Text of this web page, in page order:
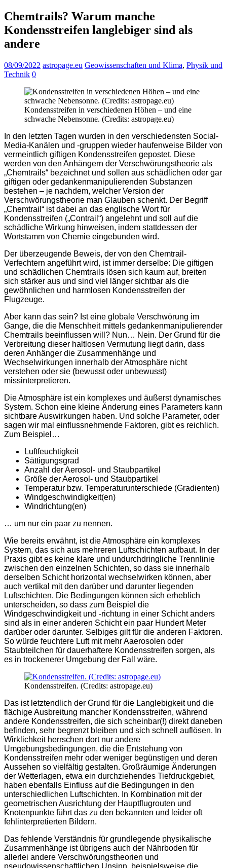
Chemtrails? Warum manche
Kondensstreifen langlebiger sind als
andere
08/09/2022 astropage.eu Geowissenschaften und Klima, Physik und
Technik 0
Kondensstreifen in verschiedenen Höhen – und eine
schwache Nebensonne. (Credits: astropage.eu)
In den letzten Tagen wurden in den verschiedensten Social-
Media-Kanälen und -gruppen wieder haufenweise Bilder von
vermeintlich giftigen Kondensstreifen gepostet. Diese
werden von den Anhängern der Verschwörungstheorie als
„Chemtrails“ bezeichnet und sollen aus schädlichen oder gar
giftigen oder gedankenmanipulierenden Substanzen
bestehen – je nachdem, welcher Version der
Verschwörungstheorie man Glauben schenkt. Der Begriff
„Chemtrail“ ist dabei an das englische Wort für
Kondensstreifen („Contrail“) angelehnt und soll auf die
schädliche Wirkung hinweisen, indem stattdessen der
Wortstamm von Chemie eingebunden wird.
Der überzeugende Beweis, der von den Chemtrail-
Verfechtern angeführt wird, ist immer derselbe: Die giftigen
und schädlichen Chemtrails lösen sich kaum auf, breiten
sich stärker aus und sind viel länger sichtbar als die
gewöhnlichen und harmlosen Kondensstreifen der
Flugzeuge.
Aber kann das sein? Ist eine globale Verschwörung im
Gange, die die Menschheit mittels gedankenmanipulierender
Chemtrails beeinflussen will? Nun… Nein. Der Grund für die
Verbreitung dieser haltlosen Vermutung liegt darin, dass
deren Anhänger die Zusammenhänge und
Wechselwirkungen innerhalb der Atmosphäre nicht
verstehen oder sie (bewusst oder unbewusst)
missinterpretieren.
Die Atmosphäre ist ein komplexes und äußerst dynamisches
System. Schon eine kleine Änderung eines Parameters kann
sichtbare Auswirkungen haben. Und solche Parameter, oder
sagen wir mal einflussnehmende Faktoren, gibt es reichlich.
Zum Beispiel…
Luftfeuchtigkeit
Sättigungsgrad
Anzahl der Aerosol- und Staubpartikel
Größe der Aerosol- und Staubpartikel
Temperatur bzw. Temperaturunterschiede (Gradienten)
Windgeschwindigkeit(en)
Windrichtung(en)
… um nur ein paar zu nennen.
Wie bereits erwähnt, ist die Atmosphäre ein komplexes
System, das sich aus mehreren Luftschichten aufbaut. In der
Praxis gibt es keine klare und undurchdringliche Trennlinie
zwischen den einzelnen Schichten, so dass sie innerhalb
derselben Schicht horizontal wechselwirken können, aber
auch vertikal mit den darüber und darunter liegenden
Luftschichten. Die Bedingungen können sich erheblich
unterscheiden, so dass zum Beispiel die
Windgeschwindigkeit und -richtung in einer Schicht anders
sind als in einer anderen Schicht ein paar Hundert Meter
darüber oder darunter. Selbiges gilt für die anderen Faktoren.
So würde feuchtere Luft mit mehr Aaerosolen oder
Staubteilchen für dauerhaftere Kondensstreifen sorgen, als
es in trockenerer Umgebung der Fall wäre.
Kondensstreifen. (Credits: astropage.eu)
Das ist letztendlich der Grund für die Langlebigkeit und die
flächige Ausbreitung mancher Kondensstreifen, während
andere Kondensstreifen, die sich scheinbar(!) direkt daneben
befinden, sehr begrenzt bleiben und sich schnell auflösen. In
Wirklichkeit herrschen dort nur andere
Umgebungsbedingungen, die die Entstehung von
Kondensstreifen mehr oder weniger begünstigen und deren
Aussehen so vielfältig gestalten. Großräumige Änderungen
der Wetterlagen, etwa ein durchziehendes Tiefdruckgebiet,
haben ebenfalls Einfluss auf die Bedingungen in den
unterschiedlichen Luftschichten. In Kombination mit der
geometrischen Ausrichtung der Hauptflugrouten und
Knotenpunkte führt das zu den bekannten und leider oft
fehlinterpretierten Bildern.
Das fehlende Verständnis für grundlegende physikalische
Zusammenhänge ist übrigens auch der Nährboden für
allerlei andere Verschwörungstheorien und